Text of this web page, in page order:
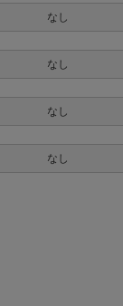
なし
なし
なし
なし